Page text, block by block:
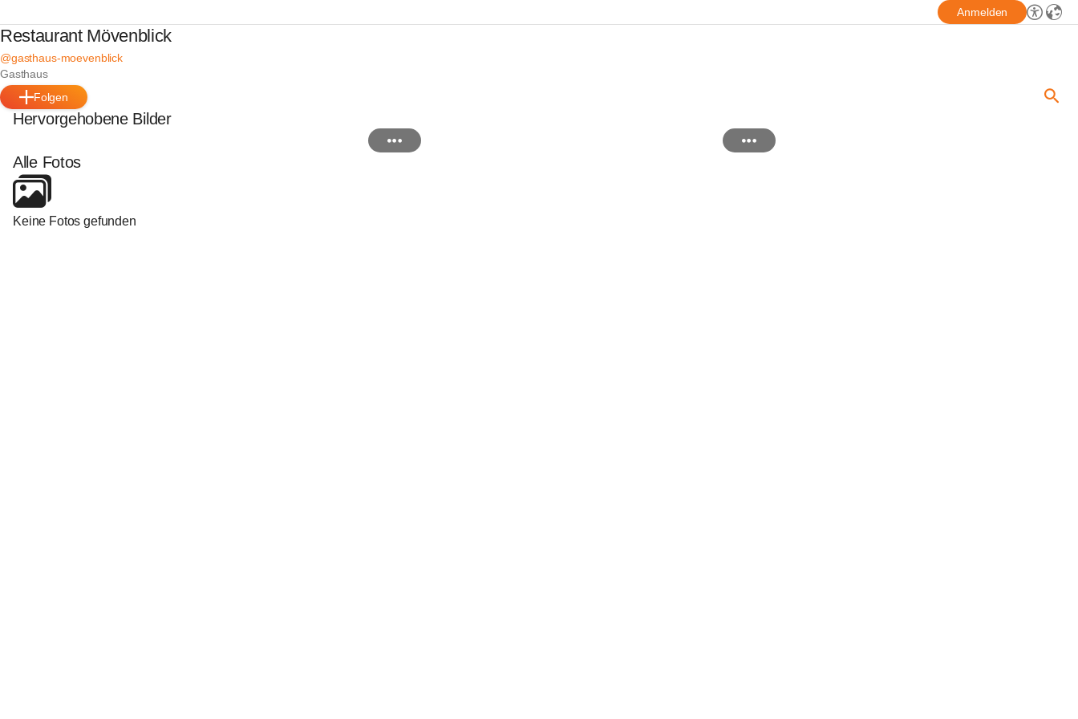
Anmelden
Restaurant Mövenblick
@gasthaus-moevenblick
Gasthaus
Folgen
Hervorgehobene Bilder
Alle Fotos
Keine Fotos gefunden